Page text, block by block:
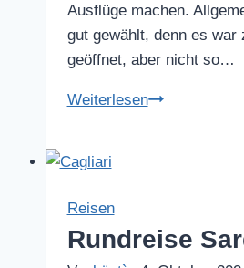
Ausflüge machen.
gut gewählt, denn es war
geöffnet, aber nicht so…
WeiterlesenMenorca
Reisen
Rundreise